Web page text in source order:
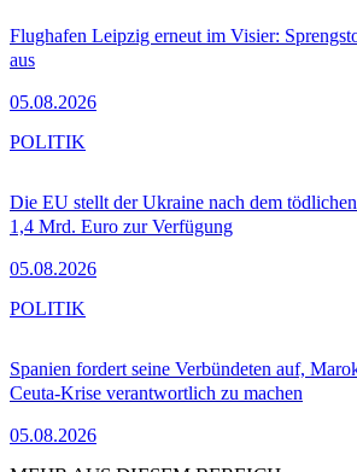
Flughafen Leipzig erneut im Visier:
aus
05.08.2026
Die EU stellt der Ukraine nach dem
1,4 Mrd. Euro zur Verfügung
05.08.2026
POLITIK
Spanien fordert seine Verbündeten auf,
Ceuta-Krise verantwortlich zu machen
05.08.2026
POLITIK